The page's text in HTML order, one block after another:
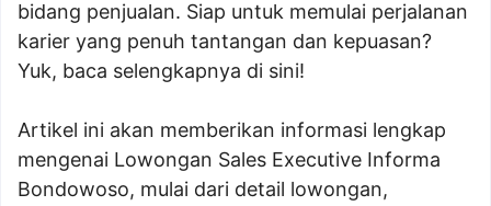
bidang penjualan. Siap untuk memulai perjalanan
karier yang penuh tantangan dan kepuasan?
Yuk, baca selengkapnya di sini!
Artikel ini akan memberikan informasi lengkap
mengenai Lowongan Sales Executive Informa
Bondowoso, mulai dari detail lowongan,